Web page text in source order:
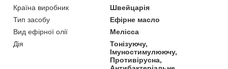
Країна виробник
Швейцарія
Тип засобу
Ефірне масло
Вид ефірної олії
Мелісса
Дія
Тонізуючу,
Імуностимулюючу,
Противірусна,